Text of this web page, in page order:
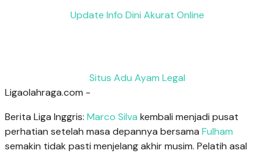
Update Info Dini Akurat Online
Situs Adu Ayam Legal
Ligaolahraga.com -
Berita Liga Inggris: Marco Silva kembali menjadi pusat
perhatian setelah masa depannya bersama Fulham
semakin tidak pasti menjelang akhir musim. Pelatih asal